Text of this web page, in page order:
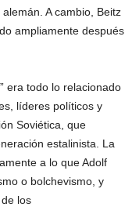
A cambio, Beitz
ampliamente después
era todo lo relacionado
líderes políticos y
Soviética, que
estalinista. La
a lo que Adolf
o bolchevismo, y
los